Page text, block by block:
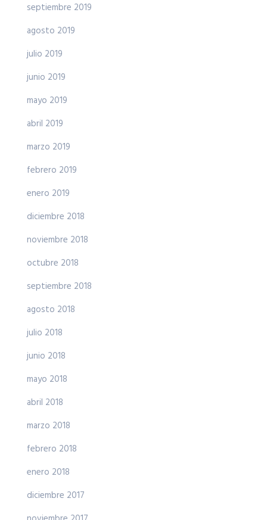
septiembre 2019
agosto 2019
julio 2019
junio 2019
mayo 2019
abril 2019
marzo 2019
febrero 2019
enero 2019
diciembre 2018
noviembre 2018
octubre 2018
septiembre 2018
agosto 2018
julio 2018
junio 2018
mayo 2018
abril 2018
marzo 2018
febrero 2018
enero 2018
diciembre 2017